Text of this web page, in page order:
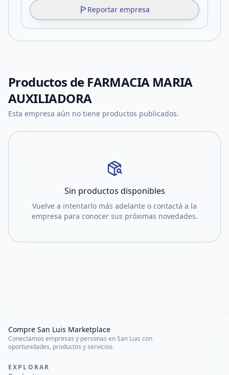
Reportar empresa
Productos de FARMACIA MARIA
AUXILIADORA
Esta empresa aún no tiene productos publicados.
Sin productos disponibles
Vuelve a intentarlo más adelante o contactá a la
empresa para conocer sus próximas novedades.
Compre San Luis Marketplace
Conectamos empresas y personas en San Luis con
oportunidades, productos y servicios.
EXPLORAR